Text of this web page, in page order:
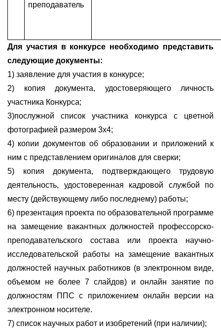
преподаватель
Для участия в конкурсе необходимо представить
следующие документы:
1) заявление для участия в конкурсе;
2) копия документа, удостоверяющего личность
участника Конкурса;
3)послужной список участника конкурса с цветной
фотографией размером 3х4;
4) копии документов об образовании и приложений к
ним с представлением оригиналов для сверки;
5) копия документа, подтверждающего трудовую
деятельность, удостоверенная кадровой службой по
месту (действующему либо последнему) работы;
6) презентация проекта по образовательной программе
на замещение вакантных должностей профессорско-
преподавательского состава или проекта научно-
исследовательской работы на замещение вакантных
должностей научных работников (в электронном виде,
объемом не более 7 слайдов) и онлайн занятие по
должностям ППС с приложением онлайн версии на
электронном носителе.
7) список научных работ и изобретений (при наличии);